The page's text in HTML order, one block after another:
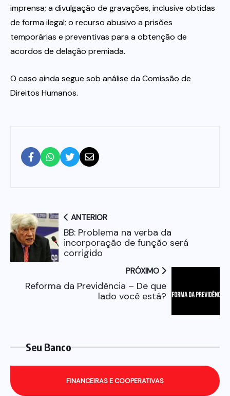
imprensa; a divulgação de gravações, inclusive obtidas
de forma ilegal; o recurso abusivo a prisões
temporárias e preventivas para a obtenção de
acordos de delação premiada.
O caso ainda segue sob análise da Comissão de
Direitos Humanos.
ANTERIOR
BB: Problema na verba da
incorporação de função será
corrigido
PRÓXIMO
Reforma da Previdência – De que
lado você está?
Seu Banco
FINANCEIRAS E COOPERATIVAS